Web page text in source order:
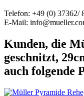
Telefon: +49 (0) 37362/
E-Mail:
Kunden, die
geschnitzt,
auch folgende